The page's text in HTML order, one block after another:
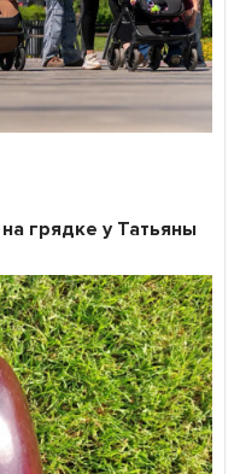
грядке у Татьяны